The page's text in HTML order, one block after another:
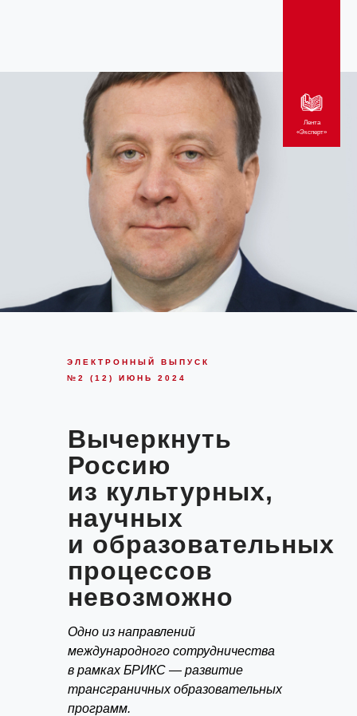
Вычеркнуть
Россию
из культурных,
научных
и образовательных
процессов
невозможно
Одно из направлений
международного сотрудничества
в рамках БРИКС — развитие
трансграничных образовательных
программ.
ЭЛЕКТРОННЫЙ ВЫПУСК
№2 (12) ИЮНЬ 2024
Лента
«Эксперт»